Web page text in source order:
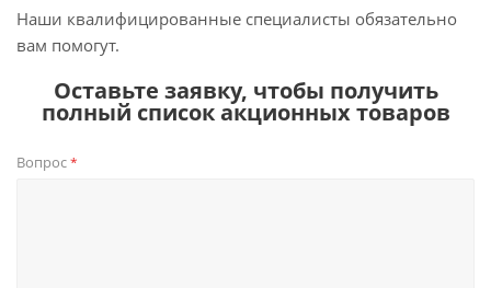
Наши квалифицированные специалисты обязательно
вам помогут.
Оставьте заявку, чтобы получить
полный список акционных товаров
Вопрос*